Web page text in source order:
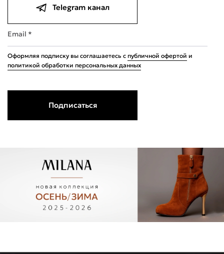
Telegram канал
Email *
Оформляя подписку вы соглашаетесь с публичной офертой и
политикой обработки персональных данных
Подписаться